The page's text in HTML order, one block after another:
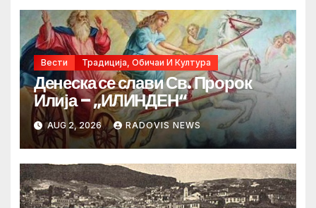
Вести Традиција, Обичаи И Култура
Денеска се слави Св. Пророк
Илија – „ИЛИНДЕН“
AUG 2, 2026 RADOVIS NEWS